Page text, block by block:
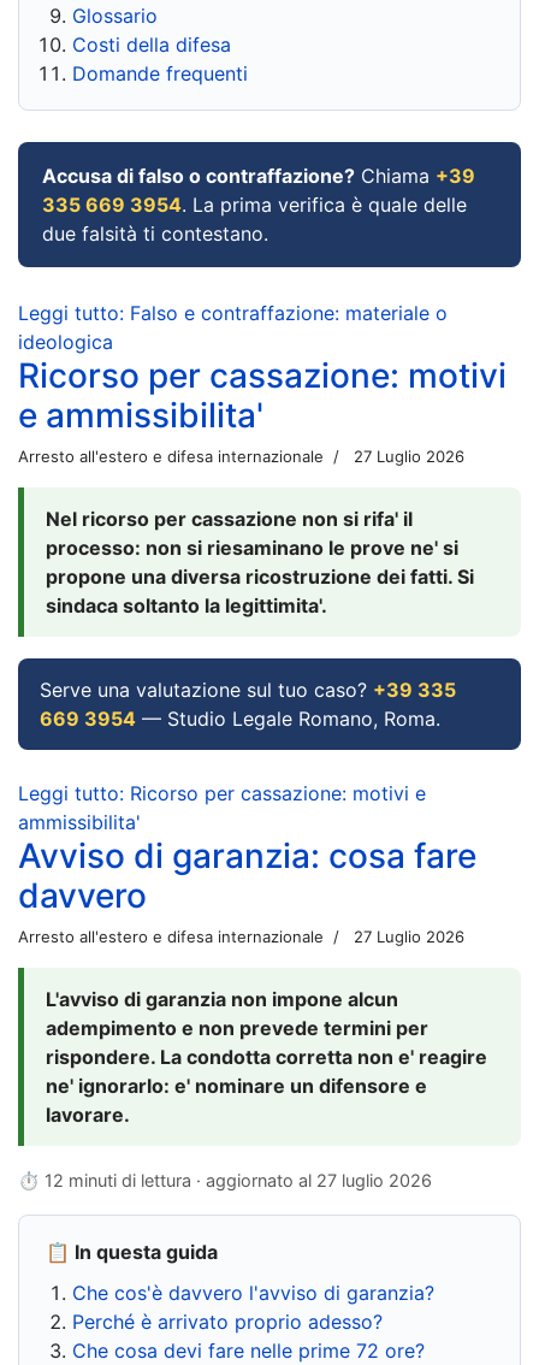
Glossario
Costi della difesa
Domande frequenti
Accusa di falso o contraffazione? Chiama +39
335 669 3954. La prima verifica è quale delle
due falsità ti contestano.
Leggi tutto: Falso e contraffazione: materiale o
ideologica
Ricorso per cassazione: motivi
e ammissibilita'
Arresto all'estero e difesa internazionale 27 Luglio 2026
Nel ricorso per cassazione non si rifa' il
processo: non si riesaminano le prove ne' si
propone una diversa ricostruzione dei fatti. Si
sindaca soltanto la legittimita'.
Serve una valutazione sul tuo caso? +39 335
669 3954 — Studio Legale Romano, Roma.
Leggi tutto: Ricorso per cassazione: motivi e
ammissibilita'
Avviso di garanzia: cosa fare
davvero
Arresto all'estero e difesa internazionale 27 Luglio 2026
L'avviso di garanzia non impone alcun
adempimento e non prevede termini per
rispondere. La condotta corretta non e' reagire
ne' ignorarlo: e' nominare un difensore e
lavorare.
⏱ 12 minuti di lettura · aggiornato al 27 luglio 2026
📋 In questa guida
Che cos'è davvero l'avviso di garanzia?
Perché è arrivato proprio adesso?
Che cosa devi fare nelle prime 72 ore?